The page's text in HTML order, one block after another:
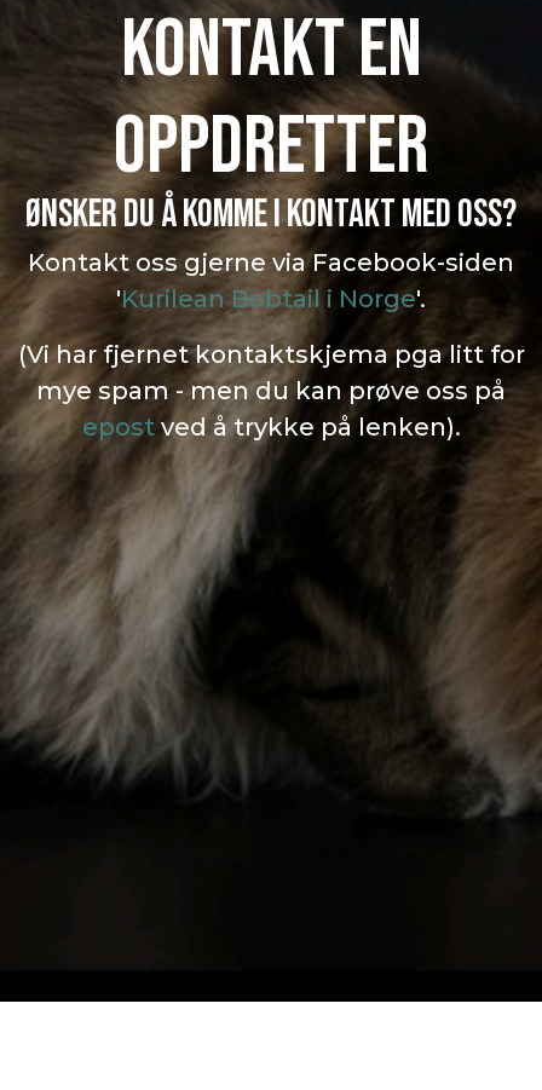
Kontakt en
oppdretter
ØNSKER DU Å KOMME I KONTAKT MED OSS?
Kontakt oss gjerne via Facebook-siden
'Kurilean Bobtail i Norge'.
(Vi har fjernet kontaktskjema pga litt for
mye spam - men du kan prøve oss på
epostved å trykke på lenken).